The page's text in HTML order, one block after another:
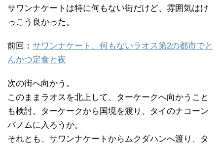
サワンナケートは特に何もない街だけど、雰囲気はけ
っこう良かった。
前回： サワンナケート、何もないラオス第2の都市でと
んかつ定食と夜
次の街へ向かう。
このままラオスを北上して、ターケークへ向かうこと
も検討。ターケークから国境を渡り、タイのナコーン
パノムに入ろうか。
それとも、サワンナケートからムクダハンへ渡り、タ